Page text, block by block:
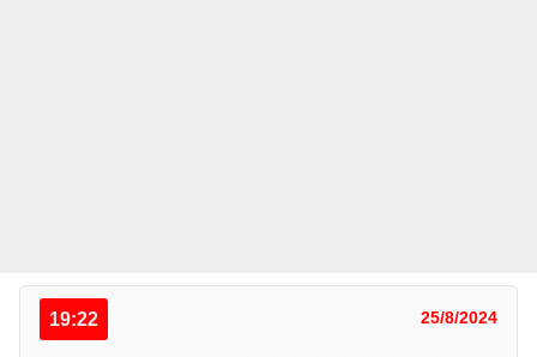
19:22 25/8/2024